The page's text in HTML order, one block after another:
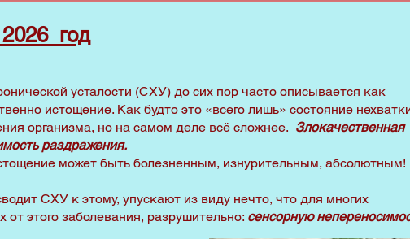
год
усталости (СХУ) до сих пор часто описывается как
истощение. Как будто это «всего лишь» состояние
организма, но на самом деле всё сложнее. Злокачественная
раздражения.
может быть болезненным, изнурительным, абсолютным!
СХУ к этому, упускают из виду нечто, что для многих
от этого заболевания, разрушительно: сенсорную